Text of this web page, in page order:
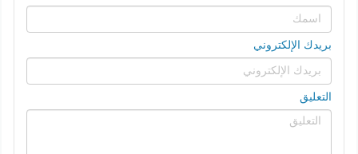
بريدك الإلكتروني
التعليق